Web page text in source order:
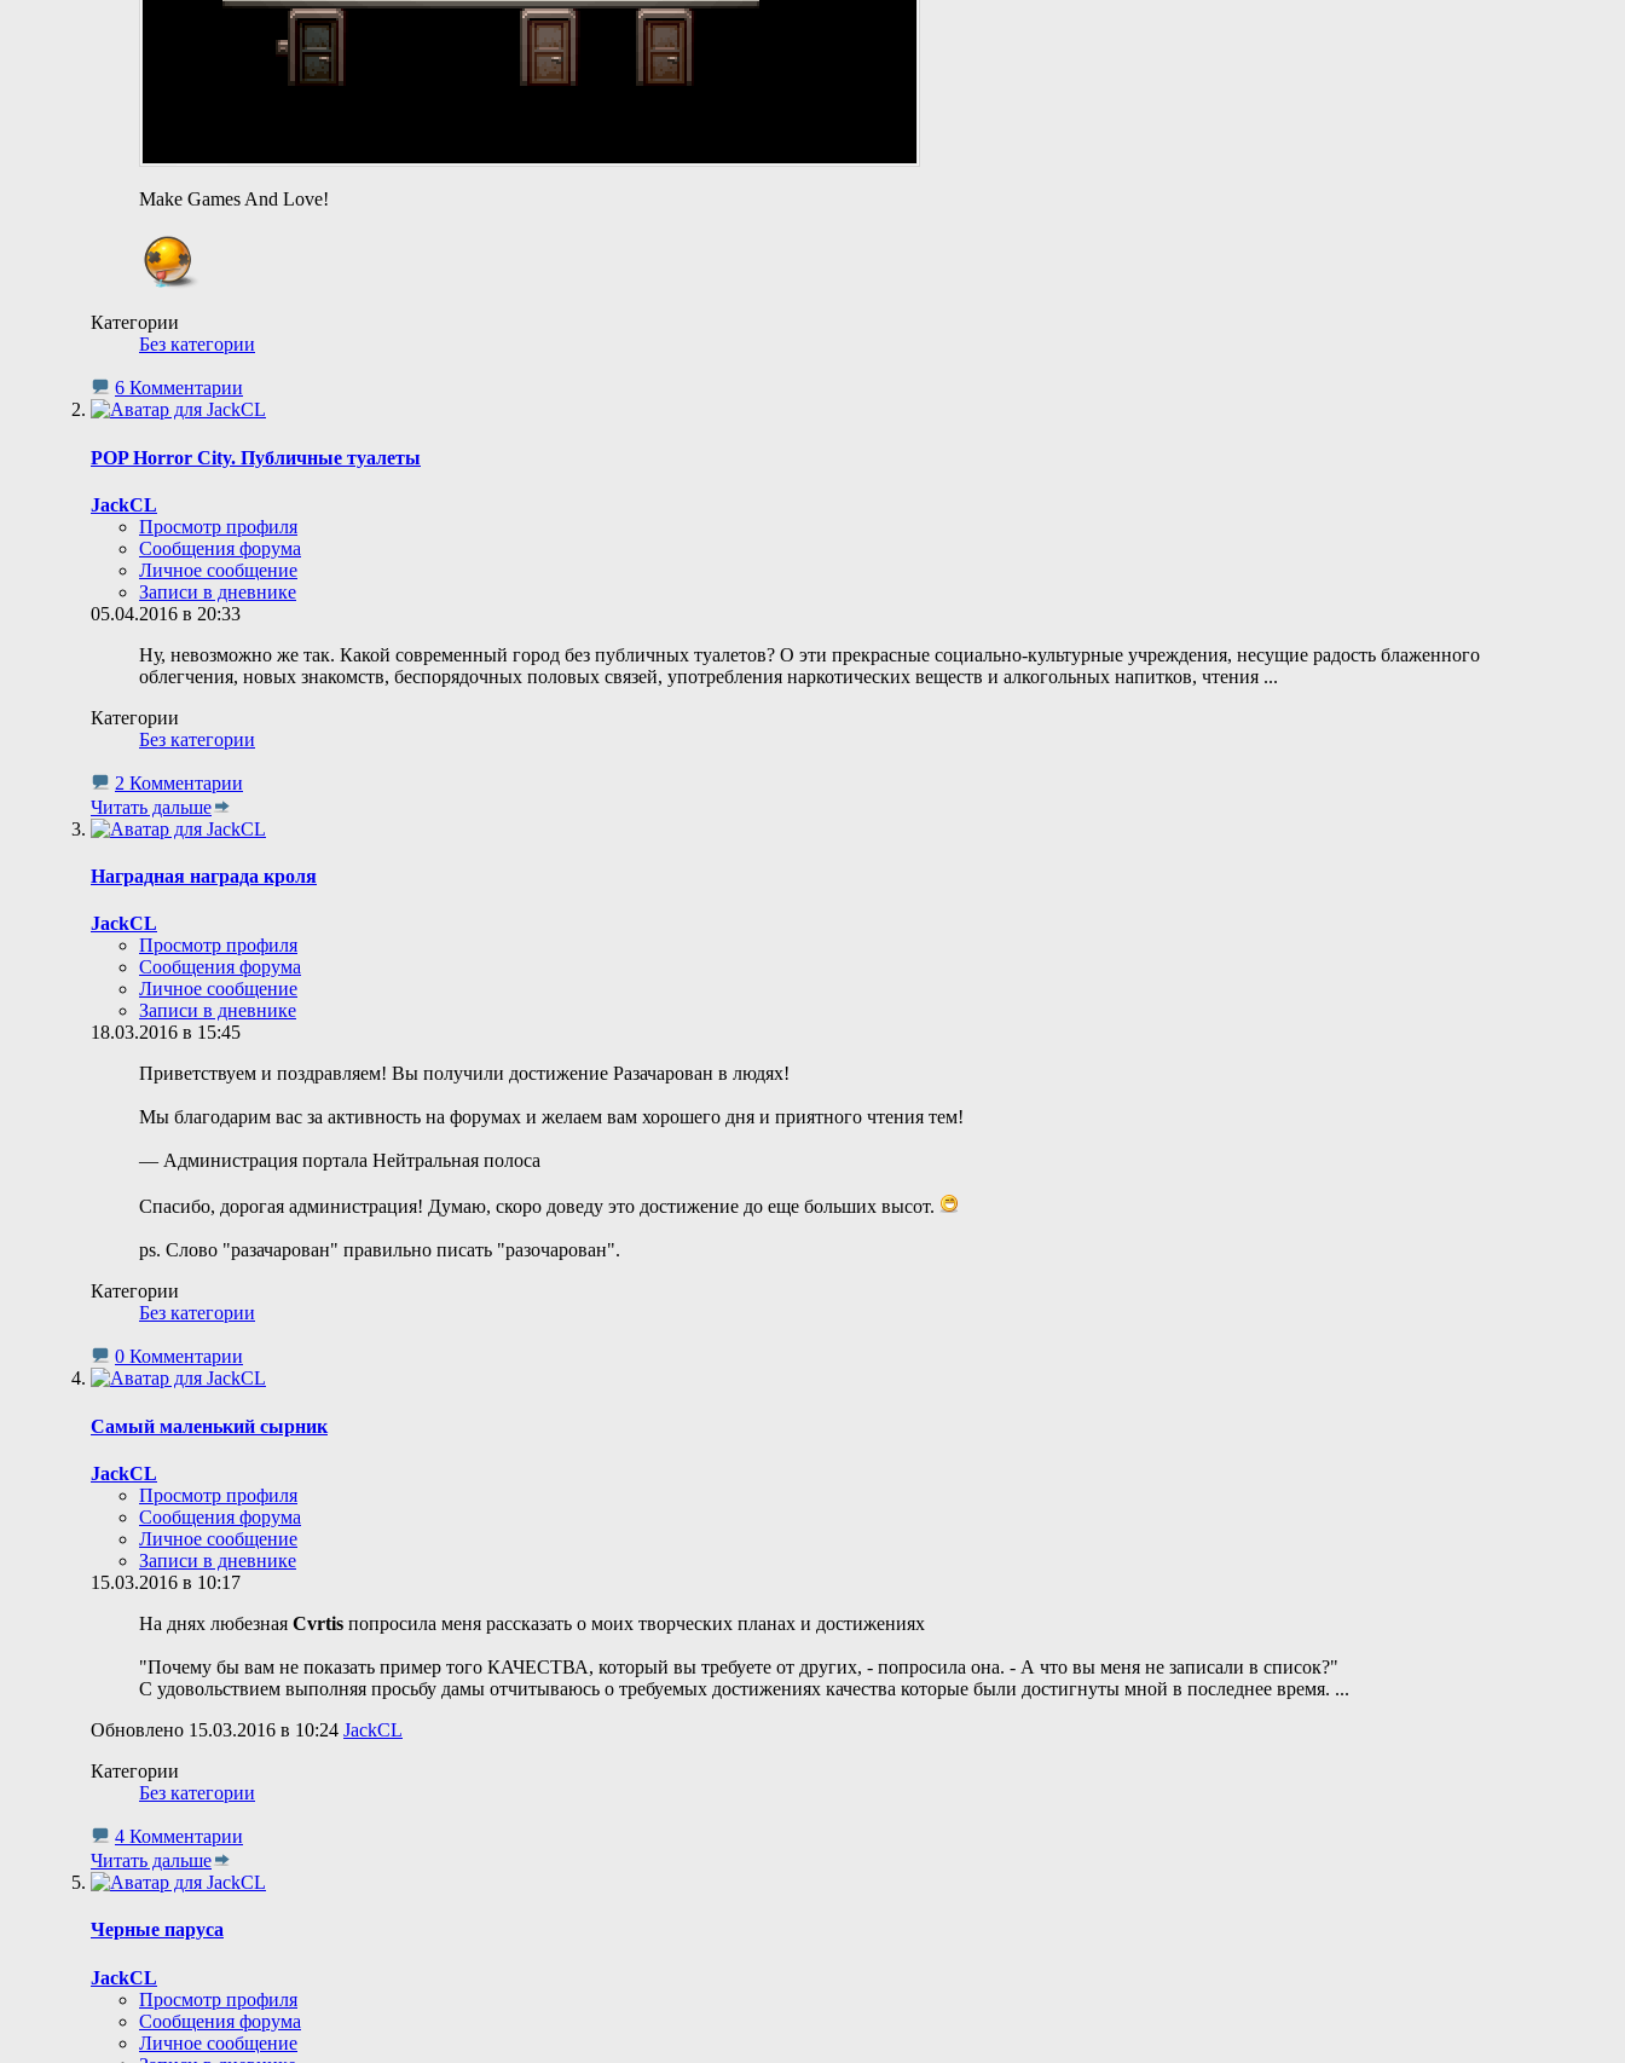
Make Games And Love!
Категории
Без категории
6 Комментарии
POP Horror City. Публичные туалеты
JackCL
Просмотр профиля
Сообщения форума
Личное сообщение
Записи в дневнике
05.04.2016 в 20:33
Ну, невозможно же так. Какой современный город без публичных туалетов? О эти прекрасные социально-культурные учреждения, несущие радость блаженного
облегчения, новых знакомств, беспорядочных половых связей, употребления наркотических веществ и алкогольных напитков, чтения ...
Категории
Без категории
2 Комментарии
Читать дальше
Наградная награда кроля
JackCL
Просмотр профиля
Сообщения форума
Личное сообщение
Записи в дневнике
18.03.2016 в 15:45
Приветствуем и поздравляем! Вы получили достижение Разачарован в людях!
Мы благодарим вас за активность на форумах и желаем вам хорошего дня и приятного чтения тем!
— Администрация портала Нейтральная полоса
Спасибо, дорогая администрация! Думаю, скоро доведу это достижение до еще больших высот.
ps. Слово "разачарован" правильно писать "разочарован".
Категории
Без категории
0 Комментарии
Самый маленький сырник
JackCL
Просмотр профиля
Сообщения форума
Личное сообщение
Записи в дневнике
15.03.2016 в 10:17
На днях любезная Cvrtis попросила меня рассказать о моих творческих планах и достижениях
"Почему бы вам не показать пример того КАЧЕСТВА, который вы требуете от других, - попросила она. - А что вы меня не записали в список?"
С удовольствием выполняя просьбу дамы отчитываюсь о требуемых достижениях качества которые были достигнуты мной в последнее время. ...
Обновлено 15.03.2016 в 10:24 JackCL
Категории
Без категории
4 Комментарии
Читать дальше
Черные паруса
JackCL
Просмотр профиля
Сообщения форума
Личное сообщение